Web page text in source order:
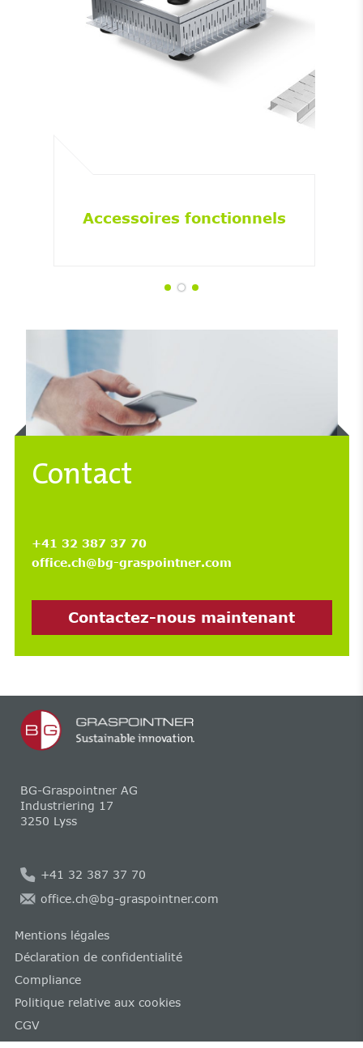
Accessoires fonctionnels
Contact
+41 32 387 37 70
office.ch@bg-graspointner.com
Contactez-nous maintenant
BG-Graspointner AG
Industriering 17
3250 Lyss
+41 32 387 37 70
office.ch@bg-graspointner.com
Mentions légales
Déclaration de confidentialité
Compliance
Politique relative aux cookies
CGV